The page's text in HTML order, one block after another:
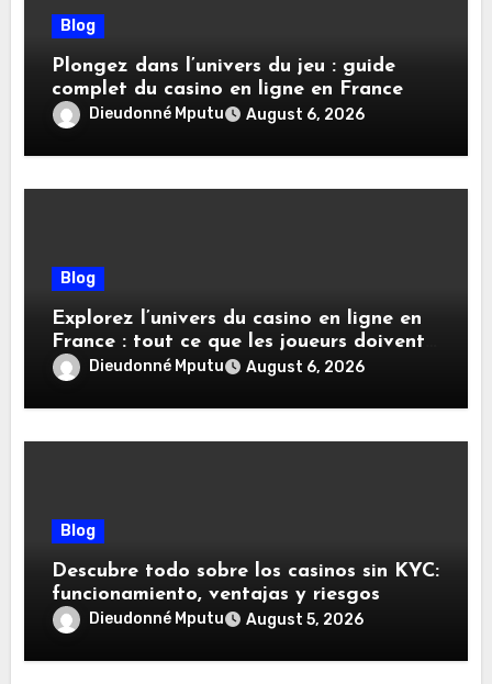
Blog
Plongez dans l’univers du jeu : guide
complet du casino en ligne en France
Dieudonné Mputu August 6, 2026
Blog
Explorez l’univers du casino en ligne en
France : tout ce que les joueurs doivent
savoirDieudonné Mputu August 6, 2026
Blog
Descubre todo sobre los casinos sin KYC:
funcionamiento, ventajas y riesgos
Dieudonné Mputu August 5, 2026